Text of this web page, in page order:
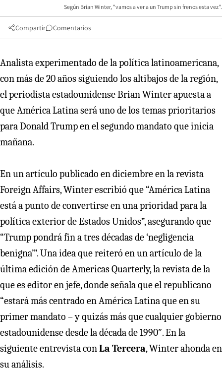
Según Brian Winter, "vamos a ver a un Trump sin frenos esta vez".
Compartir Comentarios
Analista experimentado de la política latinoamericana,
con más de 20 años siguiendo los altibajos de la región,
el periodista estadounidense Brian Winter apuesta a
que América Latina será uno de los temas prioritarios
para Donald Trump en el segundo mandato que inicia
mañana.
En un artículo publicado en diciembre en la revista
Foreign Affairs, Winter escribió que “América Latina
está a punto de convertirse en una prioridad para la
política exterior de Estados Unidos”, asegurando que
“Trump pondrá fin a tres décadas de ‘negligencia
benigna’”. Una idea que reiteró en un artículo de la
última edición de Americas Quarterly, la revista de la
que es editor en jefe, donde señala que el republicano
“estará más centrado en América Latina que en su
primer mandato – y quizás más que cualquier gobierno
estadounidense desde la década de 1990″. En la
siguiente entrevista conLa Tercera, Winter ahonda en
su análisis.